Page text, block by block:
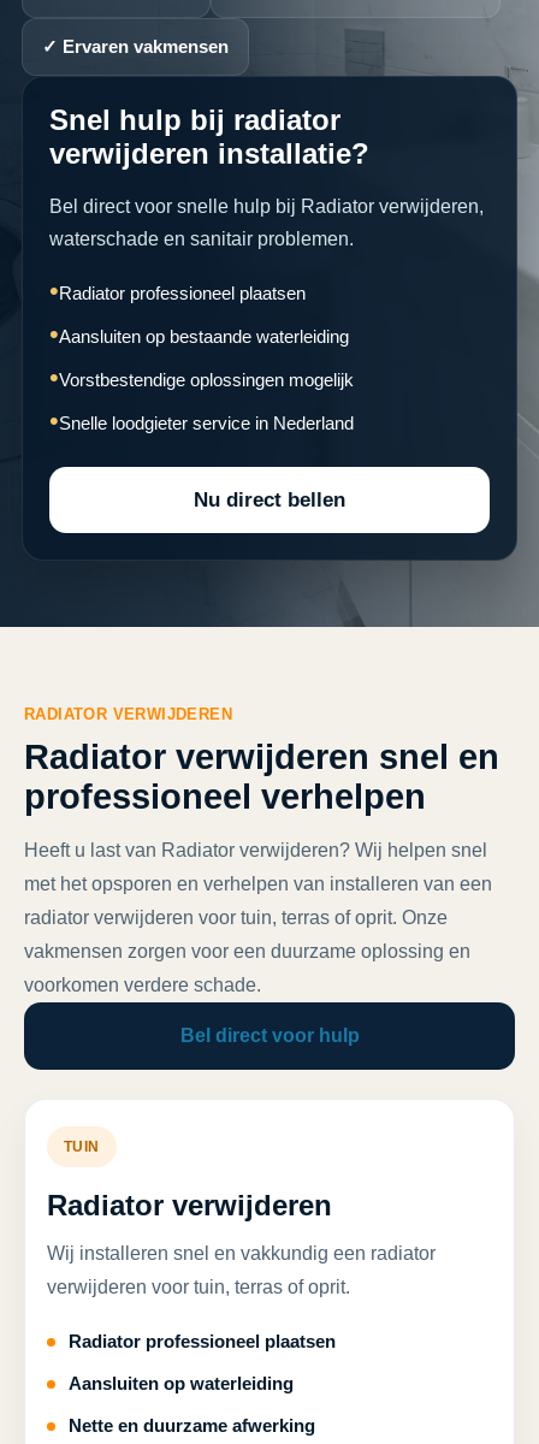
✓ Ervaren vakmensen
Snel hulp bij radiator
verwijderen installatie?
Bel direct voor snelle hulp bij Radiator verwijderen,
waterschade en sanitair problemen.
Radiator professioneel plaatsen
Aansluiten op bestaande waterleiding
Vorstbestendige oplossingen mogelijk
Snelle loodgieter service in Nederland
Nu direct bellen
RADIATOR VERWIJDEREN
Radiator verwijderen snel en
professioneel verhelpen
Heeft u last van Radiator verwijderen? Wij helpen snel
met het opsporen en verhelpen van installeren van een
radiator verwijderen voor tuin, terras of oprit. Onze
vakmensen zorgen voor een duurzame oplossing en
voorkomen verdere schade.
Bel direct voor hulp
TUIN
Radiator verwijderen
Wij installeren snel en vakkundig een radiator
verwijderen voor tuin, terras of oprit.
Radiator professioneel plaatsen
Aansluiten op waterleiding
Nette en duurzame afwerking